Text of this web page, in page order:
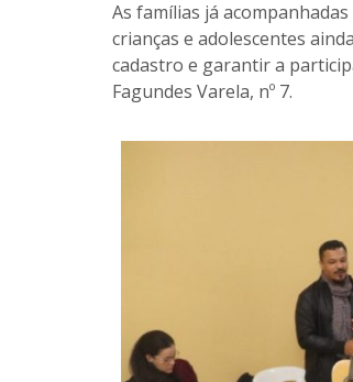
As famílias já
crianças e adolescentes
cadastro e garantir a
Fagundes Varela, nº 7.